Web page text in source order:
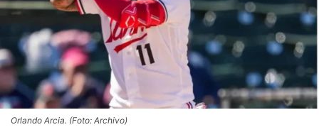
Orlando Arcia. (Foto: Archivo)